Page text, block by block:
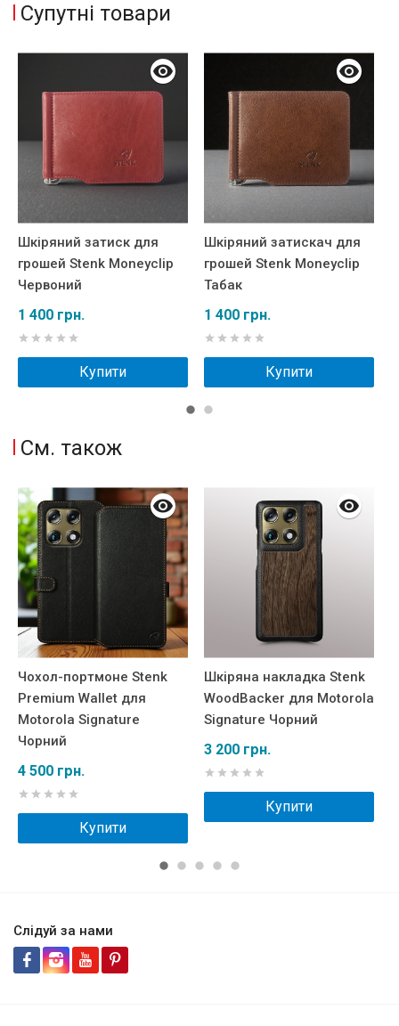
Супутні товари
Шкіряний затиск для
грошей Stenk Moneyclip
Червоний
1 400 грн.
Купити
Шкіряний затискач для
грошей Stenk Moneyclip
Табак
1 400 грн.
Купити
См. також
Чохол-портмоне Stenk
Premium Wallet для
Motorola Signature
Чорний
4 500 грн.
Купити
Шкіряна накладка Stenk
WoodBacker для Motorola
Signature Чорний
3 200 грн.
Купити
Слідуй за нами